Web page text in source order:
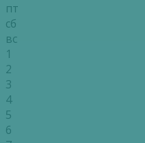
пт
сб
вс
1
2
3
4
5
6